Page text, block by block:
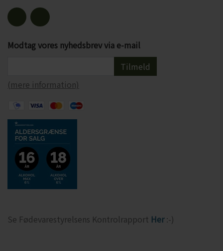
Modtag vores nyhedsbrev via e-mail
Tilmeld
(mere information)
Se Fødevarestyrelsens Kontrolrapport Her:-)